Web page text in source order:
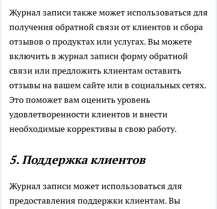
Журнал записи также может использоваться для
получения обратной связи от клиентов и сбора
отзывов о продуктах или услугах. Вы можете
включить в журнал записи форму обратной
связи или предложить клиентам оставить
отзывы на вашем сайте или в социальных сетях.
Это поможет вам оценить уровень
удовлетворенности клиентов и внести
необходимые коррективы в свою работу.
5. Поддержка клиентов
Журнал записи может использоваться для
предоставления поддержки клиентам. Вы